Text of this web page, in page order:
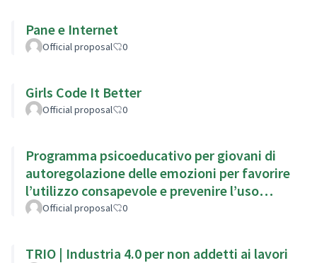
Pane e Internet
Official proposal 0
Girls Code It Better
Official proposal 0
Programma psicoeducativo per giovani di
autoregolazione delle emozioni per favorire
l’utilizzo consapevole e prevenire l’uso
problematico di Internet
Official proposal 0
TRIO | Industria 4.0 per non addetti ai lavori